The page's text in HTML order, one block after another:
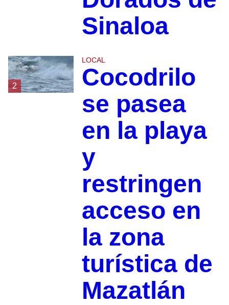
Sinaloa
2
LOCAL
Cocodrilo
se pasea
en la playa
y
restringen
acceso en
la zona
turística de
Mazatlán